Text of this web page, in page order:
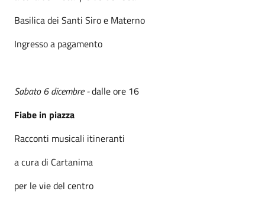
Basilica dei Santi Siro e Materno
Ingresso a pagamento
Sabato 6 dicembre -dalle ore 16
Fiabe in piazza
Racconti musicali itineranti
a cura di Cartanima
per le vie del centro